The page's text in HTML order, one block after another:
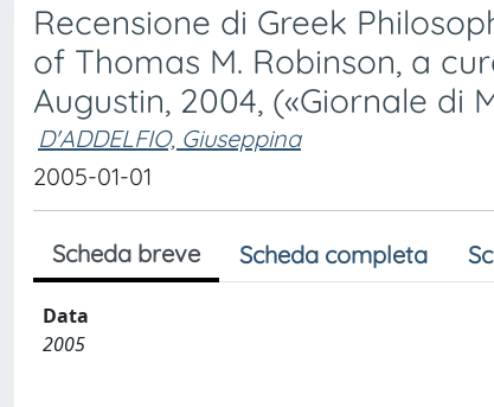
Recensione di Greek
of Thomas M. Robinson, a
Augustin, 2004, («Giornale di
D'ADDELFIO, Giuseppina
2005-01-01
Scheda breve Scheda completa
Data
2005